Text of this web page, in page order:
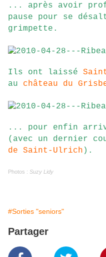
... après avoir
pause pour se
grimpette.
Ils ont laissé
au château du
... pour enfin
(avec un dernier
de Saint-Ulrich ).
Photos : Suzy Lidy
#Sorties "seniors"
Partager